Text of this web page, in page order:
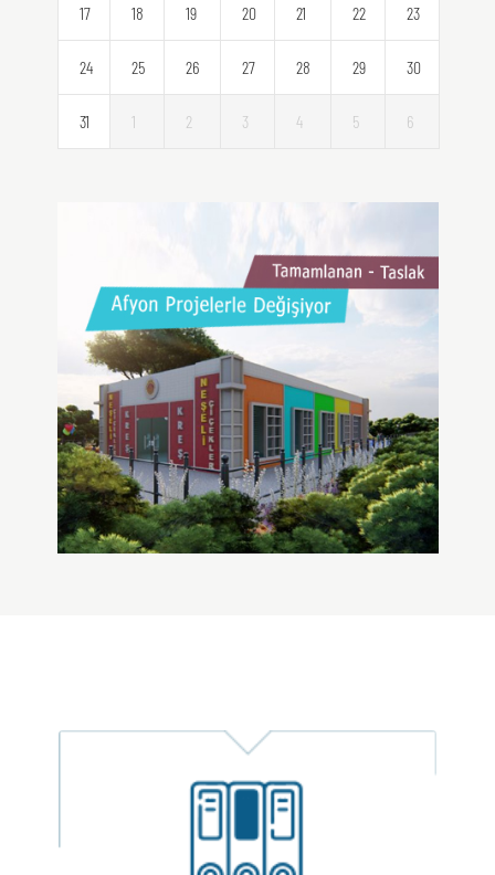
17 18 19 20 21 22 23
24 25 26 27 28 29 30
31 1 2 3 4 5 6